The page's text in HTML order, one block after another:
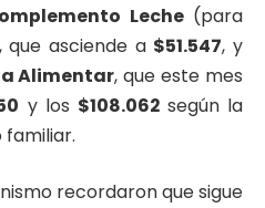
Leche(para
que asciende a $51.547, y
Alimentar, que este mes
y los $108.062según la
recordaron que sigue